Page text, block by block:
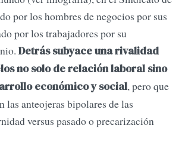
por los hombres de negocios por sus
por los trabajadores por su
Detrás subyace una rivalidad
no solo de relación laboral sino
económico y social, pero que
las anteojeras bipolares de las
versus pasado o precarización